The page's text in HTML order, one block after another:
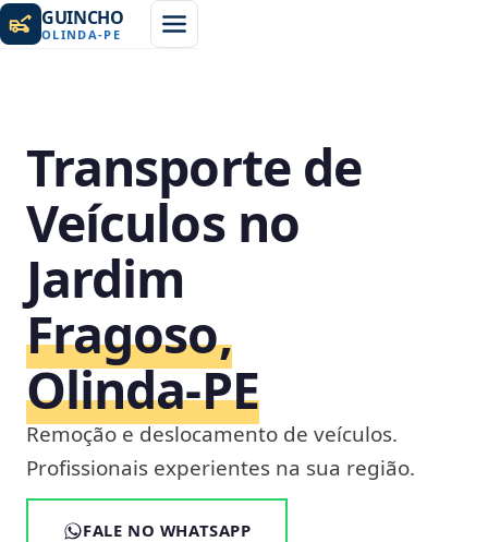
GUINCHO
OLINDA-PE
Transporte de
Veículos no
Jardim
Fragoso,
Olinda‑PE
Remoção e deslocamento de veículos.
Profissionais experientes na sua região.
FALE NO WHATSAPP